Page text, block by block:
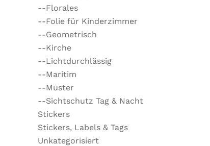
--Florales
--Folie für Kinderzimmer
--Geometrisch
--Kirche
--Lichtdurchlässig
--Maritim
--Muster
--Sichtschutz Tag & Nacht
Stickers
Stickers, Labels & Tags
Unkategorisiert